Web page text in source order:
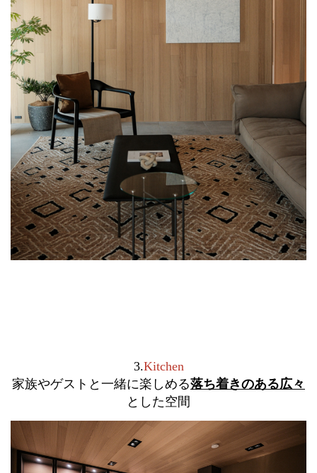
3.Kitchen
家族やゲストと一緒に楽しめる落ち着きのある広々
とした空間